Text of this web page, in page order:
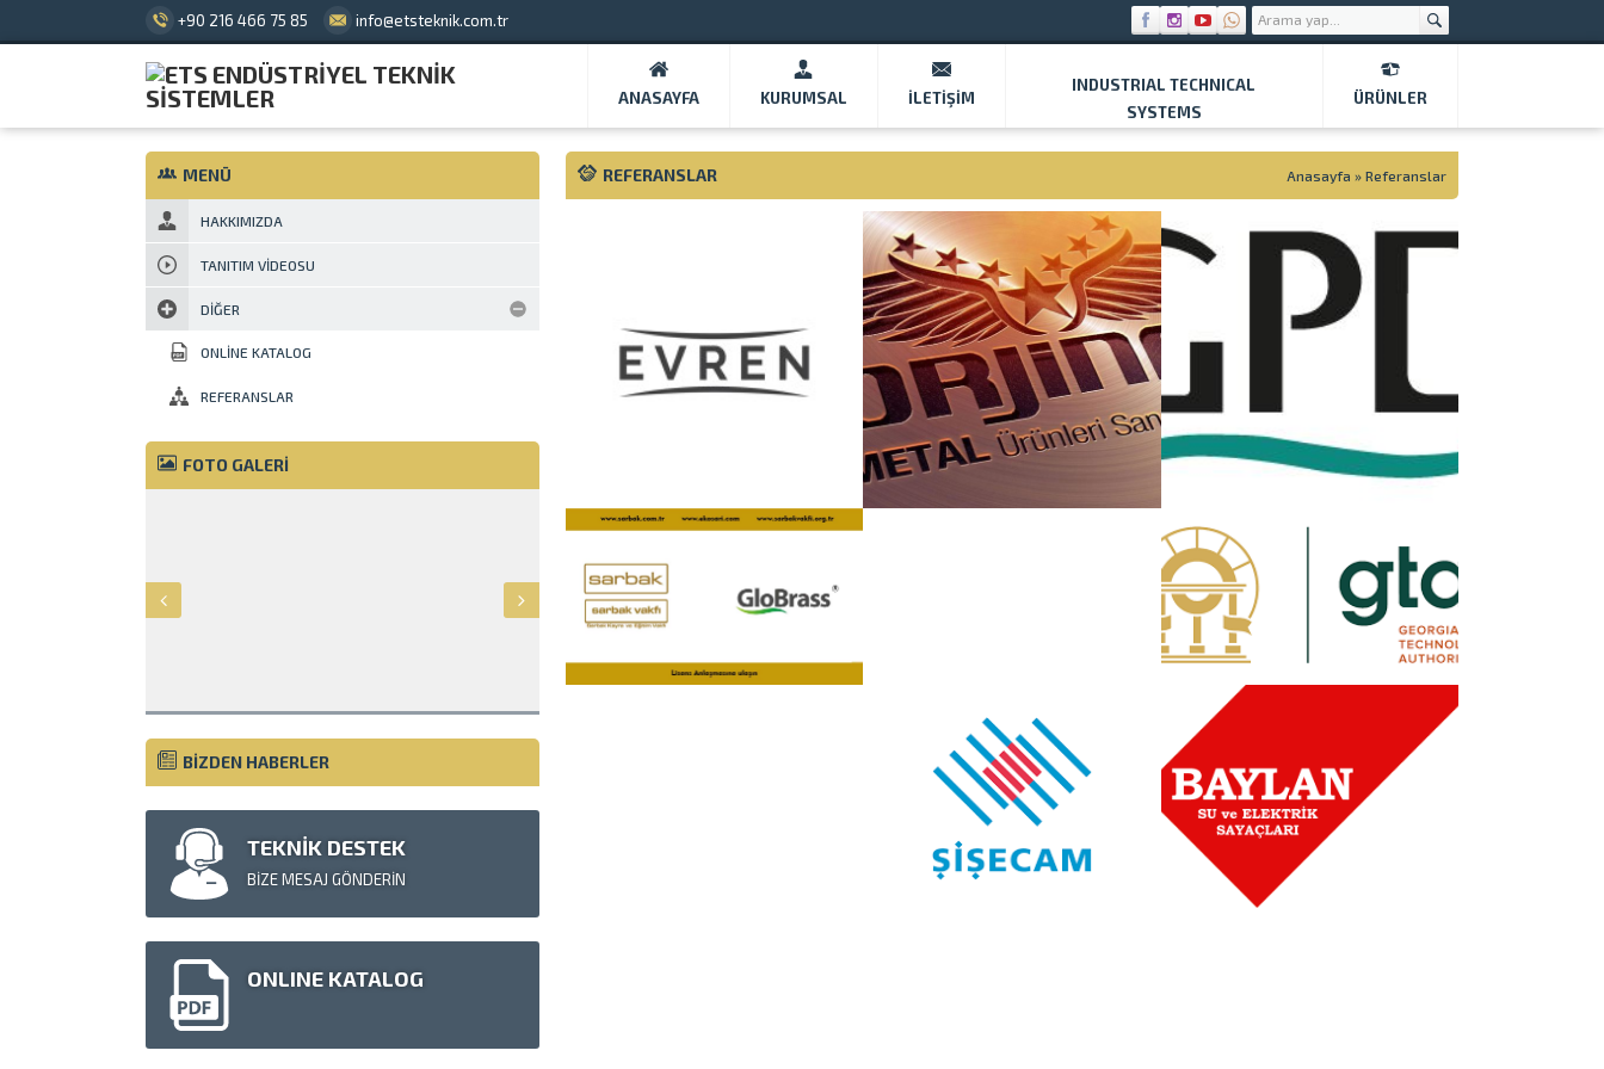
+90 216 466 75 85 info@etsteknik.com.tr
ANASAYFA KURUMSAL İLETIŞIM
INDUSTRIAL TECHNICAL
SYSTEMS
ÜRÜNLER
REFERANSLAR Anasayfa » Referanslar
MENÜ
HAKKIMIZDA
TANITIM VIDEOSU
DIĞER
ONLINE KATALOG
REFERANSLAR
FOTO GALERİ
BİZDEN HABERLER
TEKNİK DESTEK
BİZE MESAJ GÖNDERİN
ONLINE KATALOG
Müşteri Temsilcisi